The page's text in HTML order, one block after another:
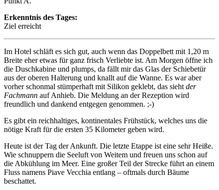
Erkenntnis des Tages:
Ziel erreicht
Im Hotel schläft es sich gut, auch wenn das Doppelbett mit 1,20 m
Breite eher etwas für ganz frisch Verliebte ist. Am Morgen öffne ich
die Duschkabine und plumps, da fällt mir das Glas der Schiebetür
aus der oberen Halterung und knallt auf die Wanne. Es war aber
vorher schonmal stümperhaft mit Silikon geklebt, das sieht der
Fachmann auf Anhieb. Die Meldung an der Rezeption wird
freundlich und dankend entgegen genommen. ;-)
Es gibt ein reichhaltiges, kontinentales Frühstück, welches uns die
nötige Kraft für die ersten 35 Kilometer geben wird.
Heute ist der Tag der Ankunft. Die letzte Etappe ist eine sehr Heiße.
Wie schnuppern die Seeluft von Weitem und freuen uns schon auf
die Abkühlung im Meer. Eine großer Teil der Strecke führt an einem
Fluss namens Piave Vecchia entlang – oftmals durch Bäume
beschattet.